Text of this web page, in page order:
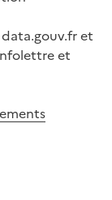
et
et